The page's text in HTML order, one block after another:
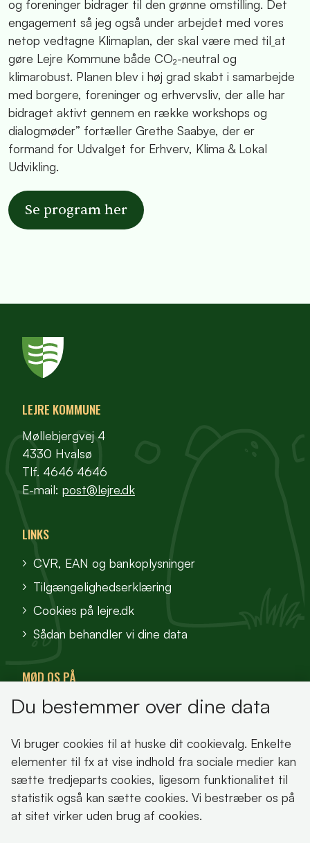
og foreninger bidrager til den grønne omstilling. Det
engagement så jeg også under arbejdet med vores
netop vedtagne Klimaplan, der skal være med til at
gøre Lejre Kommune både CO₂-neutral og
klimarobust. Planen blev i høj grad skabt i samarbejde
med borgere, foreninger og erhvervsliv, der alle har
bidraget aktivt gennem en række workshops og
dialogmøder” fortæller Grethe Saabye, der er
formand for Udvalget for Erhverv, Klima & Lokal
Udvikling.
Se program her
LEJRE KOMMUNE
Møllebjergvej 4
4330 Hvalsø
Tlf. 4646 4646
E-mail: post@lejre.dk
LINKS
CVR, EAN og bankoplysninger
Tilgængelighedserklæring
Cookies på lejre.dk
Sådan behandler vi dine data
MØD OS PÅ
VisitFjordlandet
Oplev Lejre
Du bestemmer over dine data
Vi bruger cookies til at huske dit cookievalg. Enkelte
elementer til fx at vise indhold fra sociale medier kan
sætte tredjeparts cookies, ligesom funktionalitet til
statistik også kan sætte cookies. Vi bestræber os på
at sitet virker uden brug af cookies.